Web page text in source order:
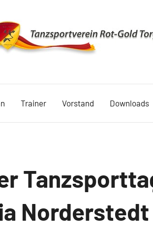
Rot
Gold
1990
Trainer Vorstand Downloads
Norderstedt